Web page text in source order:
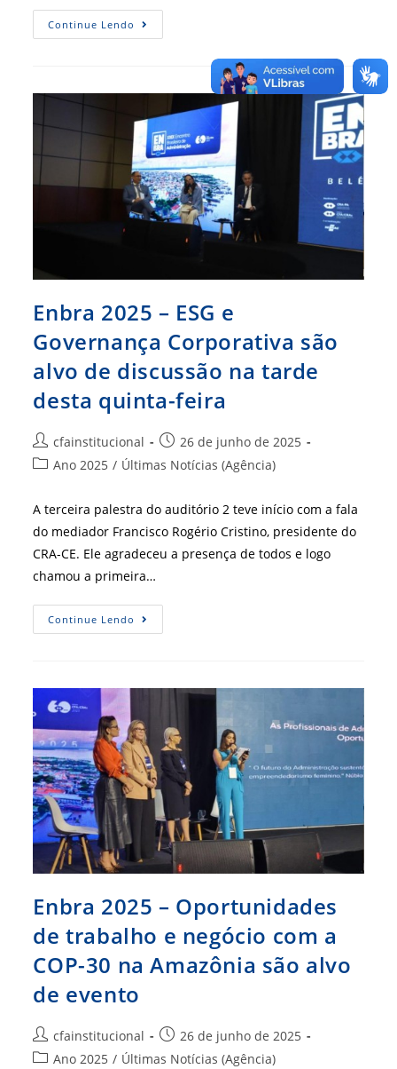
Continue Lendo Enbra
2025
Do
Conhecimento
E
Do
Empreendedorismo
Enbra 2025 – ESG e
Governança Corporativa são
alvo de discussão na tarde
desta quinta-feira
Autor
do
cfainstitucional
Post
publicado:
26 de junho de 2025
Categoria
Ano 2025 / Últimas Notícias (Agência)
A terceira palestra do auditório 2 teve início com a fala
do mediador Francisco Rogério Cristino, presidente do
CRA-CE. Ele agradeceu a presença de todos e logo
chamou a primeira…
Continue Lendo Enbra
2025
Corporativa
Alvo
De
Discussão
Na
Tarde
Desta
Quinta-
Feira
Enbra 2025 – Oportunidades
de trabalho e negócio com a
COP-30 na Amazônia são alvo
de evento
Autor
do
cfainstitucional
Post
publicado:
26 de junho de 2025
Categoria
Ano 2025 / Últimas Notícias (Agência)